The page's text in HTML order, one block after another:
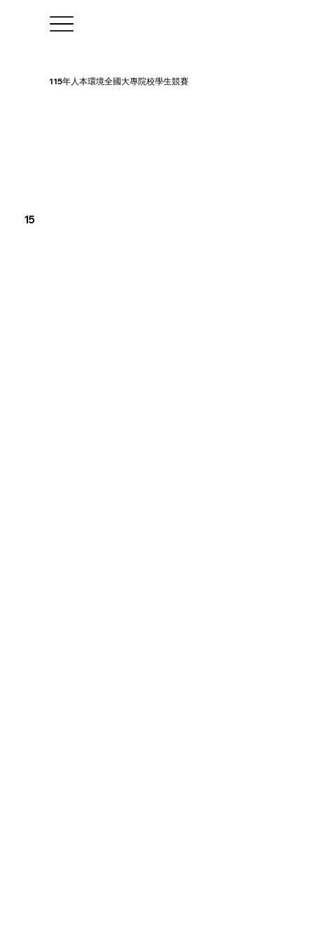
115年人本環境全國大專院校學生競賽
15